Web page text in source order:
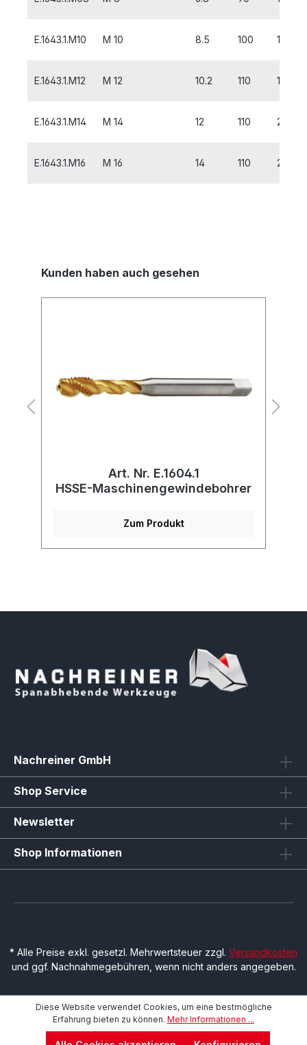
E.1643.1.M10 M 10 8.5 100 15
E.1643.1.M12 M 12 10.2 110 18
E.1643.1.M14 M 14 12 110 20
E.1643.1.M16 M 16 14 110 20
Kunden haben auch gesehen
Art. Nr. E.1604.1
HSSE-Maschinengewindebohrer
Zum Produkt
Nachreiner GmbH
Shop Service
Newsletter
Shop Informationen
* Alle Preise exkl. gesetzl. Mehrwertsteuer zzgl. Versandkosten
und ggf. Nachnahmegebühren, wenn nicht anders angegeben.
Diese Website verwendet Cookies, um eine bestmögliche
Erfahrung bieten zu können. Mehr Informationen ...